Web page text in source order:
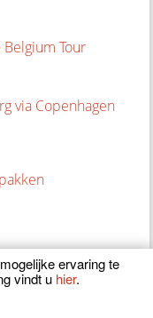
Tour
via Copenhagen
ervaring te
vindt u hier.